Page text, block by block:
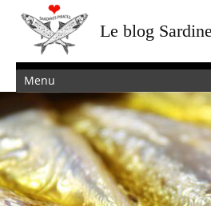
Le blog
Menu